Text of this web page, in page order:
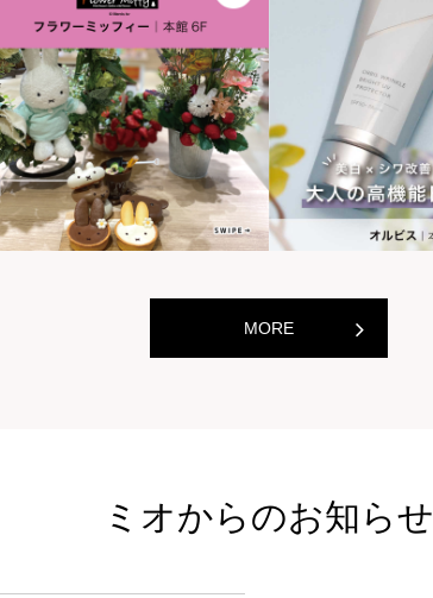
世界の山ちゃん
[居酒屋]
MORE
ミオからのお知らせ